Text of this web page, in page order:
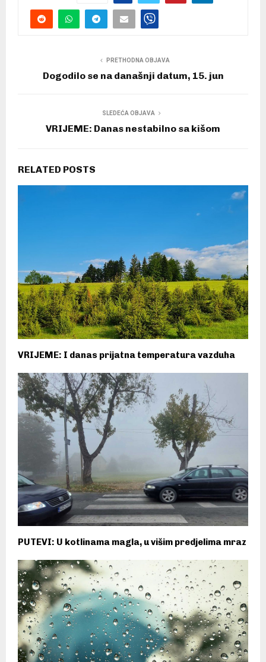
PRETHODNA OBJAVA
Dogodilo se na današnji datum, 15. jun
SLEDEĆA OBJAVA
VRIJEME: Danas nestabilno sa kišom
RELATED POSTS
VRIJEME: I danas prijatna temperatura vazduha
PUTEVI: U kotlinama magla, u višim predjelima mraz